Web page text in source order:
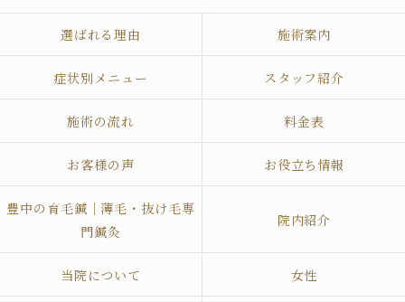
選ばれる理由 施術案内
症状別メニュー スタッフ紹介
施術の流れ 料金表
お客様の声 お役立ち情報
豊中の育毛鍼｜薄毛・抜け毛専
門鍼灸
院内紹介
当院について 女性